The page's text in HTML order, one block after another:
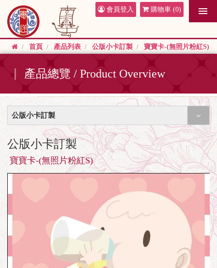
會員登入 購物車 (0)
首頁 產品列表 公版小卡訂製 寶寶卡-(無照片粉紅S)
產品總覽 / Product Overview
公版小卡訂製
公版小卡訂製
寶寶卡-(無照片粉紅S)